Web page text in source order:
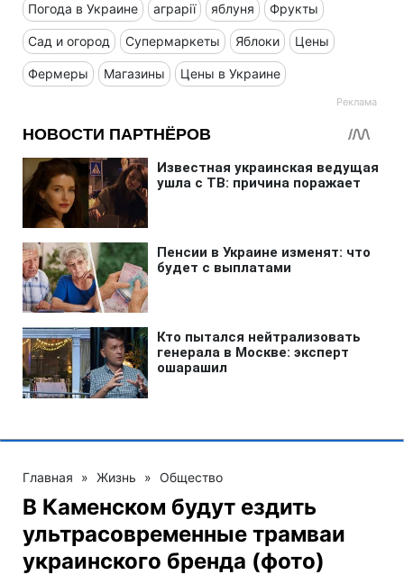
Погода в Украине аграрії яблуня Фрукты
Сад и огород Супермаркеты Яблоки Цены
Фермеры Магазины Цены в Украине
Главная » Жизнь » Общество
В Каменском будут ездить
ультрасовременные трамваи
украинского бренда (фото)